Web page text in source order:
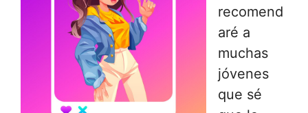
recomend
aré a
muchas
jóvenes
que sé